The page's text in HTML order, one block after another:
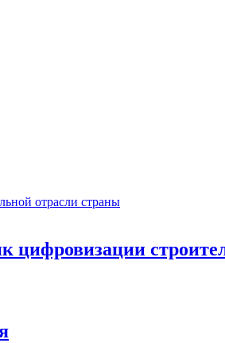
цифровизации